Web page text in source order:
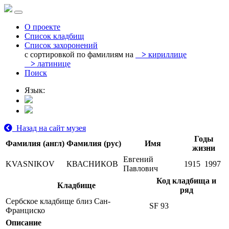
О проекте
Список кладбищ
Список захоронений
с сортировкой по фамилиям на
> кириллице
> латинице
Поиск
Язык:
Назад на сайт музея
Фамилия (англ) Фамилия (рус) Имя
Годы
жизни
KVASNIKOV
КВАСНИКОВ
Евгений
Павлович
1915 1997
Кладбище
Код кладбища и
ряд
Сербское кладбище близ Сан-
Франциско
SF 93
Описание